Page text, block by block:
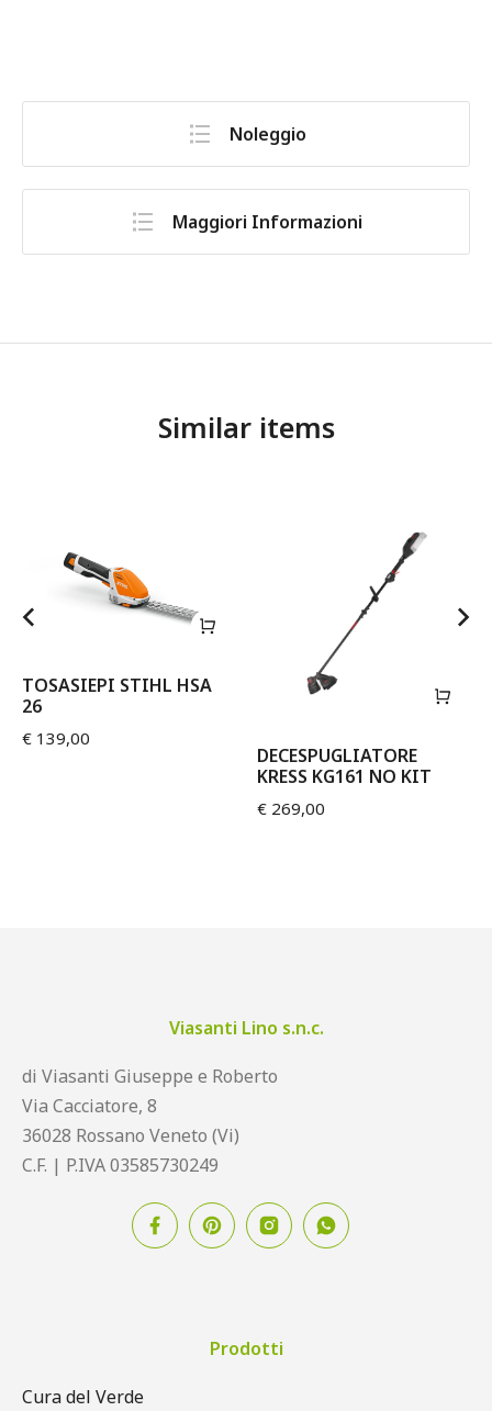
Noleggio
Maggiori Informazioni
Similar items
TOSASIEPI STIHL HSA
26
€ 139,00
DECESPUGLIATORE
KRESS KG161 NO KIT
€ 269,00
Viasanti Lino s.n.c.
di Viasanti Giuseppe e Roberto
Via Cacciatore, 8
36028 Rossano Veneto (Vi)
C.F. | P.IVA 03585730249
Prodotti
Cura del Verde